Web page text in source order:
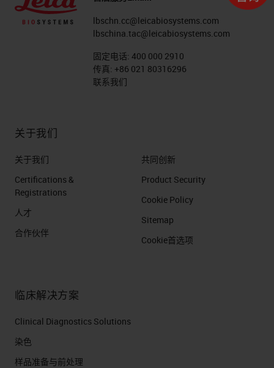
lbschn.cc@leicabiosystems.com
lbschina.tac@leicabiosystems.com
固定电话: 400 000 2910
传真: +86 021 80316296
联系我们
关于我们
关于我们
Certifications &
Registrations
人才
合作伙伴
共同创新
Product Security
Cookie Policy
Sitemap
Cookie首选项
临床解决方案
Clinical Diagnostics Solutions
染色
样品准备与前处理